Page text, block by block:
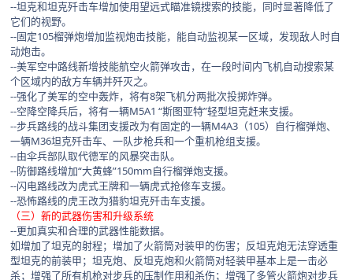
--坦克和坦克歼击车增加使用望远式瞄准镜搜索的技能，同时显著降低了
它们的视野。
--固定105榴弹炮增加监视炮击技能，能自动监视某一区域，发现敌人时自
动炮击。
--美军空中路线新增技能航空火箭弹攻击，在一段时间内飞机自动搜索某
个区域内的敌方车辆并歼灭之。
--强化了美军的空中轰炸，将有8架飞机分两批次投掷炸弹。
--空降空降兵后，将有一辆M5A1 “斯图亚特”轻型坦克赶来支援。
--步兵路线的战斗集团支援改为有固定的一辆M4A3（105）自行榴弹炮、
一辆M36坦克歼击车、一队步枪兵和一个重机枪组支援。
--由伞兵部队取代德军的风暴突击队。
--防御路线增加“大黄蜂”150mm自行榴弹炮支援。
--闪电路线改为虎式王牌和一辆虎式抢修车支援。
--恐怖路线的虎王改为猎豹坦克歼击车支援。
（三）新的武器伤害和升级系统
--更加真实和合理的武器性能数据。
如增加了坦克的射程；增加了火箭筒对装甲的伤害；反坦克炮无法穿透重
型坦克的前装甲；坦克炮、反坦克炮和火箭筒对轻装甲基本上是一击必
杀；增强了所有机枪对步兵的压制作用和杀伤；增强了多管火箭炮对步兵